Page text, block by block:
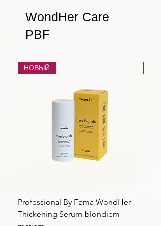
WondHer Care
PBF
НОВЫЙ
Professional By Fama WondHer -
Thickening Serum blondiem